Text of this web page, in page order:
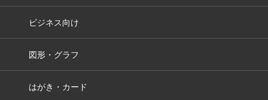
ビジネス向け
図形・グラフ
はがき・カード